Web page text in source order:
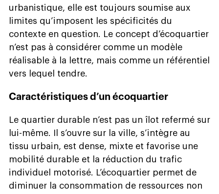
urbanistique, elle est toujours soumise aux
limites qu’imposent les spécificités du
contexte en question. Le concept d’écoquartier
n’est pas à considérer comme un modèle
réalisable à la lettre, mais comme un référentiel
vers lequel tendre.
Caractéristiques d’un écoquartier
Le quartier durable n’est pas un îlot refermé sur
lui-même. Il s’ouvre sur la ville, s’intègre au
tissu urbain, est dense, mixte et favorise une
mobilité durable et la réduction du trafic
individuel motorisé. L’écoquartier permet de
diminuer la consommation de ressources non